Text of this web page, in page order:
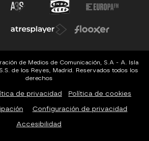
de Medios de Comunicación, S.A - A. Isla
de los Reyes, Madrid. Reservados todos los
derechos
de privacidad Política de cookies
Configuración de privacidad
Accesibilidad